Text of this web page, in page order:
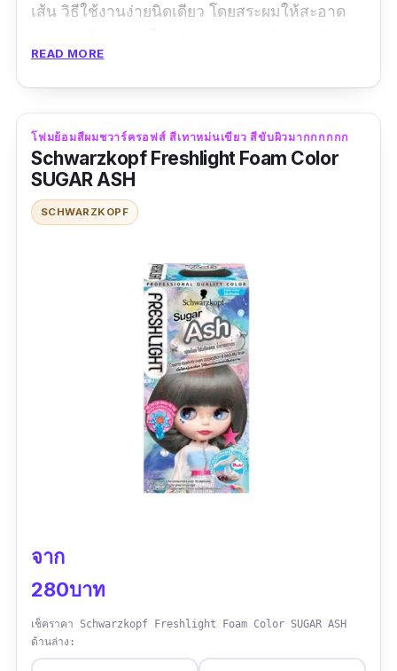
เส้น วิธีใช้งานง่ายนิดเดียว โดยสระผมให้สะอาด
เบอร์ S10 ด้วยนะคะ
รีวิว :
พึ่งซื้อมาย้อมเลย ราคาไม่แพง สีก็ติดค่อน
ข้างดีค่ะ
READ MORE
โฟมย้อมสีผมชวาร์ครอฟส์ สีเทาหม่นเขียว สีขับผิวมากกกกกก
Schwarzkopf Freshlight Foam Color
SUGAR ASH
SCHWARZKOPF
จาก
280บาท
เช็คราคา Schwarzkopf Freshlight Foam Color SUGAR ASH
ด้านล่าง: